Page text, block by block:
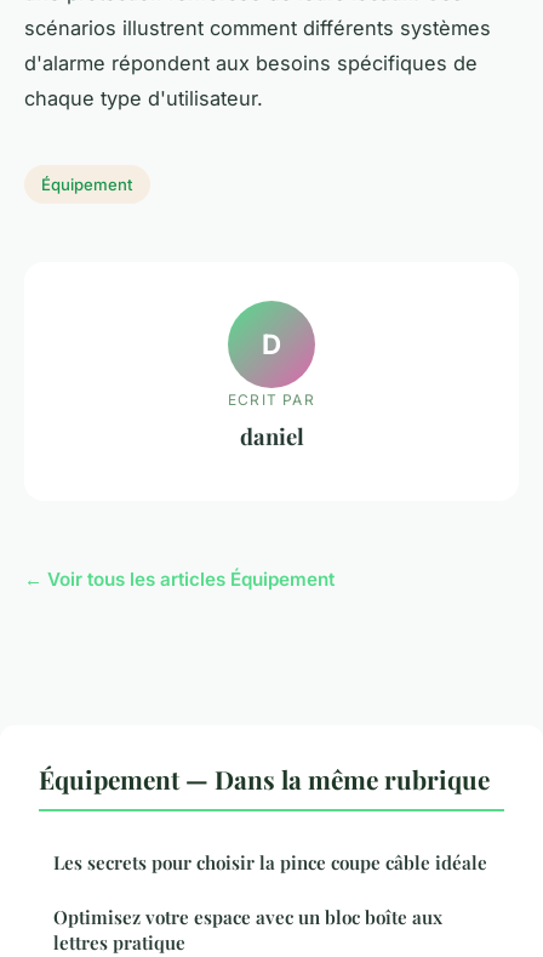
scénarios illustrent comment différents systèmes
d'alarme répondent aux besoins spécifiques de
chaque type d'utilisateur.
Équipement
D
ECRIT PAR
daniel
← Voir tous les articles Équipement
Équipement — Dans la même rubrique
Les secrets pour choisir la pince coupe câble idéale
Optimisez votre espace avec un bloc boîte aux
lettres pratique